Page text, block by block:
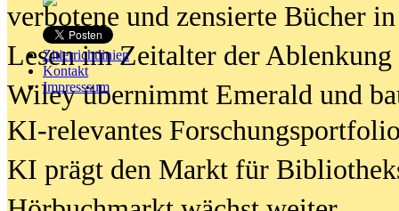
Zitierrichtlinien
Kontakt
Impresssum
verbotene und zensierte Bücher
Lesen im Zeitalter der Ablenkung
Wiley übernimmt Emerald und
KI-relevantes
KI prägt den Markt für